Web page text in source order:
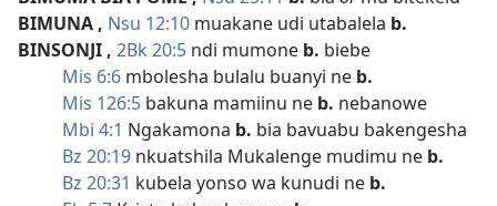
BIMUNA , Nsu 12:10 muakane udi utabalela b.
BINSONJI , 2Bk 20:5 ndi mumone b. biebe
Mis 6:6 mbolesha bulalu buanyi ne b.
Mis 126:5 bakuna mamiinu ne b. nebanowe
Mbi 4:1 Ngakamona b. bia bavuabu bakengesha
Bz 20:19 nkuatshila Mukalenge mudimu ne b.
Bz 20:31 kubela yonso wa kunudi ne b.